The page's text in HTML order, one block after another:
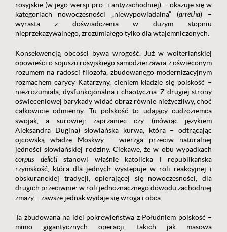
rosyjskie (w jego wersji pro- i antyzachodniej) – okazuje się w
kategoriach nowoczesności „niewypowiadalna” (arretha) –
wyrasta z doświadczenia w dużym stopniu
nieprzekazywalnego, zrozumiałego tylko dla wtajemniczonych.
Konsekwencją obcości bywa wrogość. Już w wolteriańskiej
opowieści o sojuszu rosyjskiego samodzierżawia z oświeconym
rozumem na radości filozofa, zbudowanego modernizacyjnym
rozmachem carycy Katarzyny, cieniem kładzie się polskość –
niezrozumiała, dysfunkcjonalna i chaotyczna. Z drugiej strony
oświeceniowej barykady widać obraz równie nieżyczliwy, choć
całkowicie odmienny. Tu polskość to udający cudzoziemca
swojak, a surowiej: zaprzaniec czy (mówiąc językiem
Aleksandra Dugina) słowiańska kurwa, która – odtrącając
ojcowską władzę Moskwy – wierzga przeciw naturalnej
jedności słowiańskiej rodziny. Ciekawe, że w obu wypadkach
corpus delictistanowi właśnie katolicka i republikańska
rzymskość, która dla jednych występuje w roli reakcyjnej i
obskuranckiej tradycji, opierającej się nowoczesności, dla
drugich przeciwnie: w roli jednoznacznego dowodu zachodniej
zmazy – zawsze jednak wydaje się wroga i obca.
Ta zbudowana na idei pokrewieństwa z Południem polskość –
mimo gigantycznych operacji, takich jak masowa